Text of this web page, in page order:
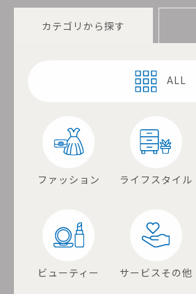
カテゴリから探す
ALL
ファッション ライフスタイル
ビューティー サービスその他